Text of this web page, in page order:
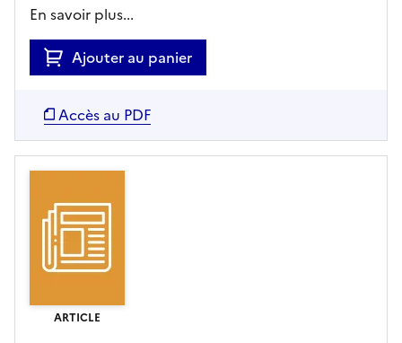
En savoir plus...
Ajouter au panier
Accès au PDF
ARTICLE